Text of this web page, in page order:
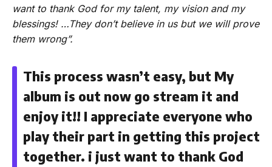
want to thank God for my talent, my vision and my
blessings! …They don’t believe in us but we will prove
them wrong”.
This process wasn’t easy, but My
album is out now go stream it and
enjoy it!! I appreciate everyone who
play their part in getting this project
together. i just want to thank God